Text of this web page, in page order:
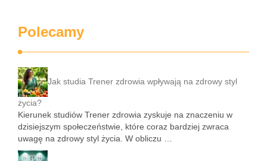
Polecamy
Jak studia Trener zdrowia wpływają na zdrowy styl
życia?
Kierunek studiów Trener zdrowia zyskuje na znaczeniu w
dzisiejszym społeczeństwie, które coraz bardziej zwraca
uwagę na zdrowy styl życia. W obliczu …